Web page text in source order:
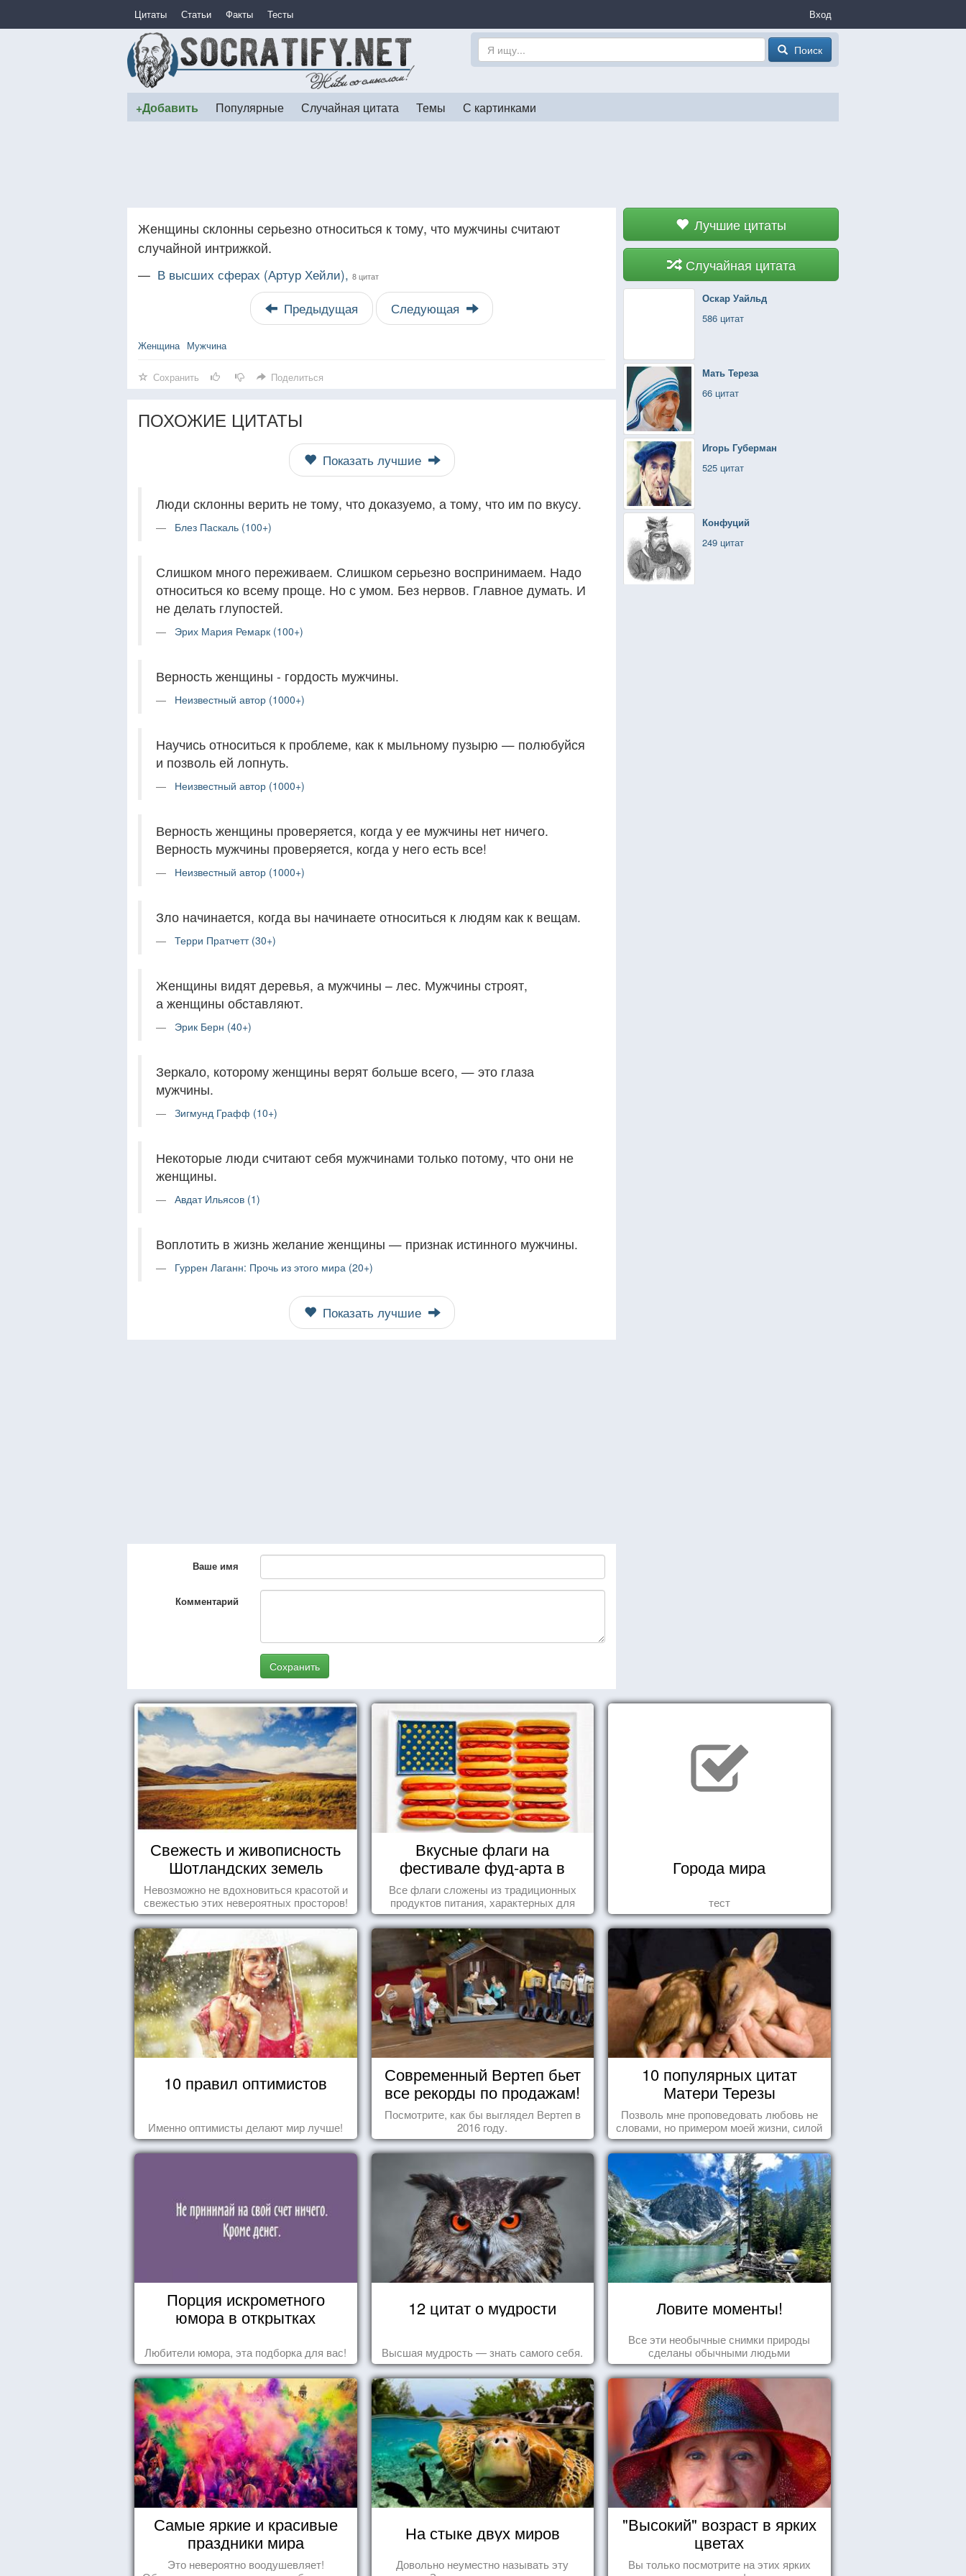
Цитаты Статьи Факты Тесты Вход
Поиск
+Добавить Популярные Случайная цитата Темы С картинками
Лучшие цитаты
Случайная цитата
Оскар Уайльд
586 цитат
Мать Тереза
66 цитат
Игорь Губерман
525 цитат
Конфуций
249 цитат
Женщины склонны серьезно относиться к тому, что мужчины считают
случайной интрижкой.
— В высших сферах (Артур Хейли), 8 цитат
Предыдущая Следующая
Женщина Мужчина
Сохранить Поделиться
ПОХОЖИЕ ЦИТАТЫ
Показать лучшие
Люди склонны верить не тому, что доказуемо, а тому, что им по вкусу.
Блез Паскаль (100+)
Слишком много переживаем. Слишком серьезно воспринимаем. Надо
относиться ко всему проще. Но с умом. Без нервов. Главное думать. И
не делать глупостей.
Эрих Мария Ремарк (100+)
Верность женщины - гордость мужчины.
Неизвестный автор (1000+)
Научись относиться к проблеме, как к мыльному пузырю — полюбуйся
и позволь ей лопнуть.
Неизвестный автор (1000+)
Верность женщины проверяется, когда у ее мужчины нет ничего.
Верность мужчины проверяется, когда у него есть все!
Неизвестный автор (1000+)
Зло начинается, когда вы начинаете относиться к людям как к вещам.
Терри Пратчетт (30+)
Женщины видят деревья, а мужчины – лес. Мужчины строят,
а женщины обставляют.
Эрик Берн (40+)
Зеркало, которому женщины верят больше всего, — это глаза
мужчины.
Зигмунд Графф (10+)
Некоторые люди считают себя мужчинами только потому, что они не
женщины.
Авдат Ильясов (1)
Воплотить в жизнь желание женщины — признак истинного мужчины.
Гуррен Лаганн: Прочь из этого мира (20+)
Показать лучшие
Ваше имя
Комментарий
Сохранить
Свежесть и живописность
Шотландских земель
Невозможно не вдохновиться красотой и
свежестью этих невероятных просторов!
Вкусные флаги на
фестивале фуд-арта в
Сиднее
Все флаги сложены из традиционных
продуктов питания, характерных для
этих стран.
Города мира
тест
10 правил оптимистов
Именно оптимисты делают мир лучше!
Современный Вертеп бьет
все рекорды по продажам!
Посмотрите, как бы выглядел Вертеп в
2016 году.
10 популярных цитат
Матери Терезы
Позволь мне проповедовать любовь не
словами, но примером моей жизни, силой
влечения, воодушевляющим влиянием ...
Порция искрометного
юмора в открытках
Любители юмора, эта подборка для вас!
12 цитат о мудрости
Высшая мудрость — знать самого себя.
Ловите моменты!
Все эти необычные снимки природы
сделаны обычными людьми
Самые яркие и красивые
праздники мира
Это невероятно воодушевляет!
На стыке двух миров
Довольно неуместно называть эту
"Высокий" возраст в ярких
цветах
Вы только посмотрите на этих ярких